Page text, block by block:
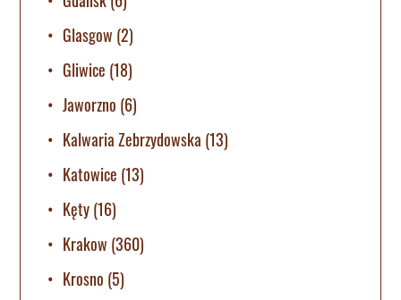
Glasgow (2)
Gliwice (18)
Jaworzno (6)
Kalwaria Zebrzydowska (13)
Katowice (13)
Kęty(16)
Krakow (360)
Krosno (5)